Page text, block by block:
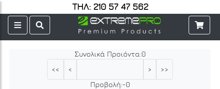
ΤΗΛ: 210 57 47 562
Συνολικά Προιόντα:0
<<
< >
>>
Προβολή:-0